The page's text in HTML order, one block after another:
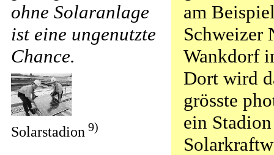
ohne Solaranlage
ist eine ungenutzte
Chance.
Solarstadion 9)
am
Schweizer
Wankdorf
Dort wird
grösste
ein